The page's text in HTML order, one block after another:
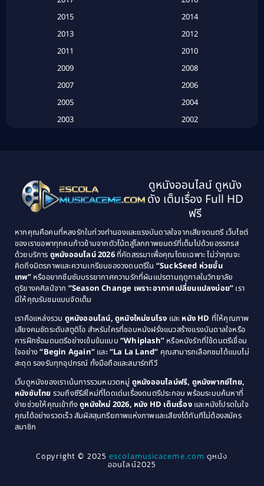
(134)
Classic หนังคลาสสิก(21)
Classic หนังคลาสสิก(25)
Comedy ตลก(46)
Comedy ตลก(515)
Coming of Age ก้าวพ้นวัย(1)
Coming-of-Age(3)
Community(1)
Crime อาชญากรรม(78)
Cult Film(4)
2015
2014
2013
2012
2011
2010
2009
2008
2007
2006
2005
2004
2003
2002
1995
1994
1993
1992
1989
1988
1987
1986
1985
1984
1983
1982
1979
1978
1976
1975
1974
1971
1970
1969
1968
1964
1963
1940
ดูหนังออนไลน์ ดูหนัง
ดัง เต็มเรื่อง Full HD
ฟรี
หากคุณคือคนที่หลงรักในท่วงทำนองและแรงบันดาลใจจากเสียงดนตรี เว็บไซต์
ของเราขอพาทุกคนก้าวข้ามจากตัวโน้ตสู่โลกภาพยนตร์ที่เต็มไปด้วยอรรถรส
ด้วยบริการ ดูหนังออนไลน์ 2026ที่คัดสรรมาเพื่อคุณโดยเฉพาะ ไม่ว่าคุณจะ
คิดถึงมิตรภาพและความเกรียนของวงดนตรีใน “SuckSeed ห่วยขั้น
เทพ”หรืออยากซึมซับบรรยากาศความรักที่ผันแปรตามฤดูกาลในวิทยาลัย
ดุริยางคศิลป์จาก “Season Change เพราะอากาศเปลี่ยนแปลงบ่อย” เรา
มีให้คุณรับชมแบบจัดเต็ม
เราคือแหล่งรวม ดูหนังออนไลน์, ดูหนังใหม่ชนโรง และ หนัง HD ที่ให้คุณภาพ
เสียงคมชัดระดับสตูดิโอ สำหรับใครที่ชอบหนังฝรั่งแนวสร้างแรงบันดาลใจหรือ
การฝึกซ้อมดนตรีอย่างเข้มข้นแบบ “Whiplash” หรือหนังรักที่ใช้ดนตรีเชื่อม
ใจอย่าง“Begin Again” และ“La La Land” คุณสามารถเลือกชมได้แบบไม่
สะดุด รองรับทุกอุปกรณ์ ทั้งมือถือและสมาร์ททีวี
เว็บดูหนังของเราเน้นการรวมหมวดหมู่ ดูหนังออนไลน์ฟรี, ดูหนังพากย์ไทย,
หนังซับไทย รวมถึงซีรีส์ใหม่ที่โดดเด่นเรื่องดนตรีประกอบ พร้อมระบบค้นหาที่
ง่ายช่วยให้คุณเข้าถึงดูหนังใหม่ 2026, หนัง HD เต็มเรื่องและหนังโปรดในใจ
คุณได้อย่างรวดเร็ว สัมผัสสุนทรียภาพแห่งภาพและเสียงได้ทันทีไม่ต้องสมัคร
สมาชิก
Copyright © 2025escolamusicaceme.com ดูหนัง
ออนไลน์2025